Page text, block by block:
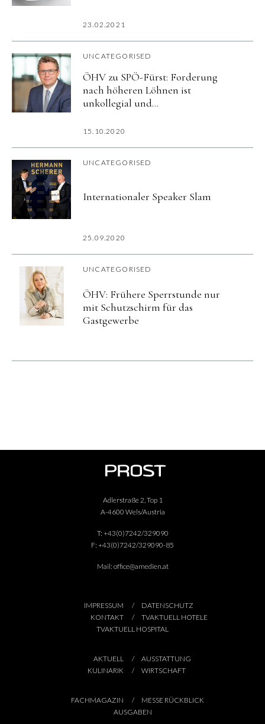
23.02.2021
UNCATEGORISED
ÖHV zu SPÖ-Fürst: Forderung
nach höheren Löhnen ist
unkollegial und
15.10.2020
UNCATEGORISED
Internationaler Speaker Slam
25.09.2020
UNCATEGORISED
ÖHV: Frühere Sperrstunde nur
mit Schutzschirm für das
Gastgewerbe
Adlerstraße 2, Top 1
A-4600 Wels/Austria
T: +43(0)7242/329090
F: +43(0)7242/329090-85
Mail: office@amedien.at
IMPRESSUM
DATENSCHUTZ
KONTAKT
TVAKTUELL HOTELE
TVAKTUELL HOSPITAL
AKTUELL
AUSSTATTUNG
KULINARIK
WIRTSCHAFT
FACHMAGAZIN
MESSE RÜCKBLICK
AUSGABEN